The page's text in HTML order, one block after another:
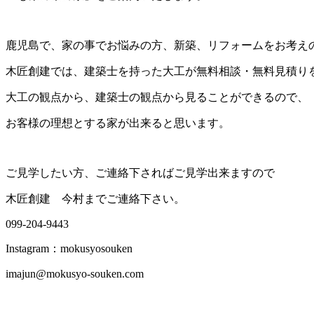
鹿児島で、家の事でお悩みの方、新築、リフォームをお考え
木匠創建では、建築士を持った大工が無料相談・無料見積り
大工の観点から、建築士の観点から見ることができるので、
お客様の理想とする家が出来ると思います。
ご見学したい方、ご連絡下さればご見学出来ますので
木匠創建 今村までご連絡下さい。
099-204-9443
Instagram：mokusyosouken
imajun@mokusyo-souken.com